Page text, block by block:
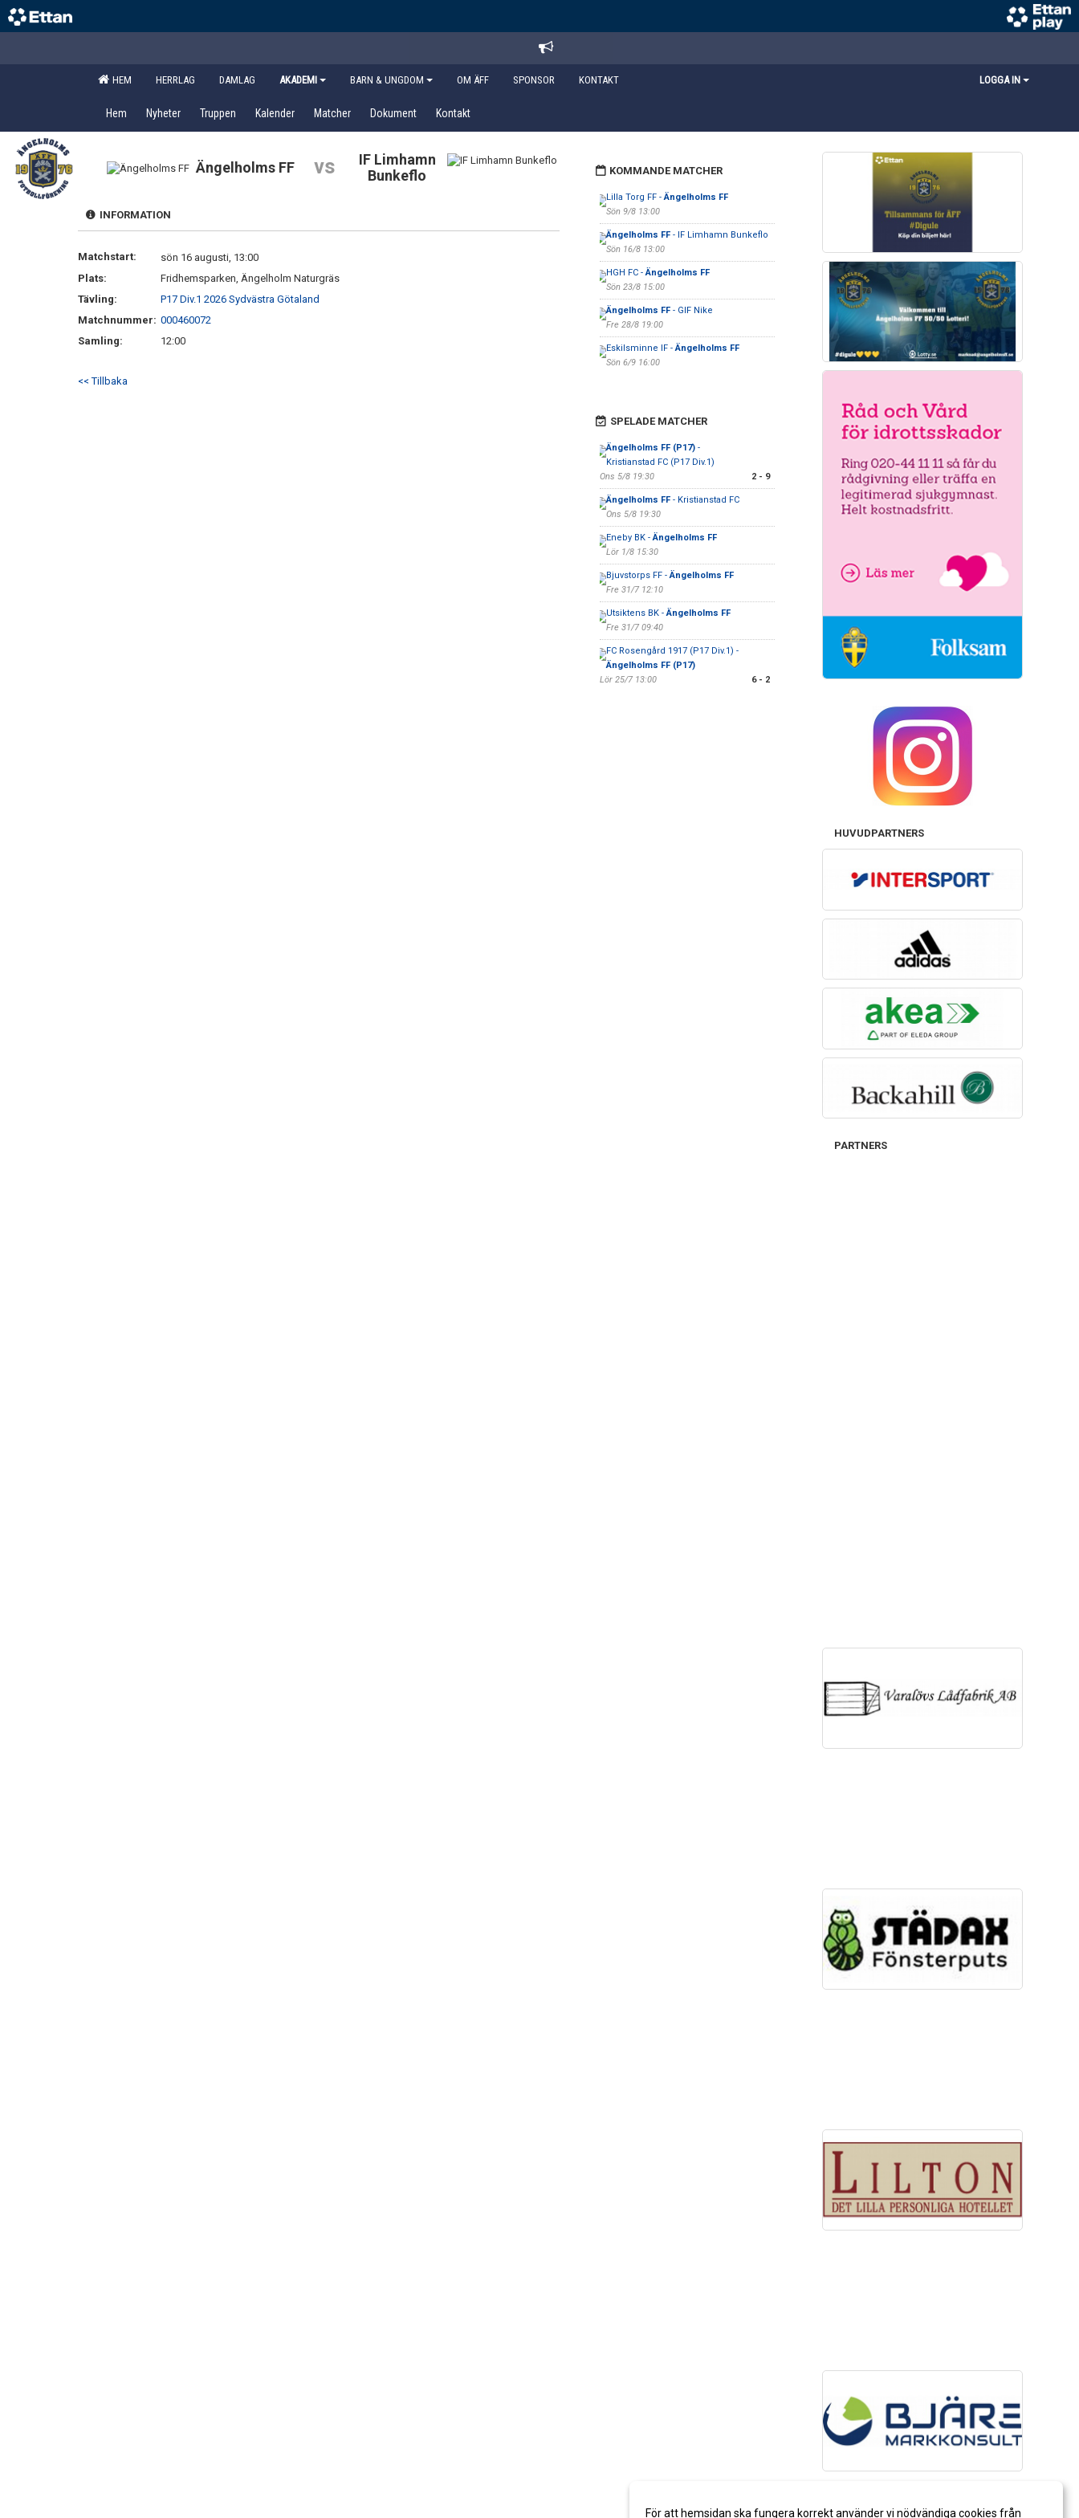
HEM HERRLAG DAMLAG AKADEMI BARN & UNGDOM OM ÄFF SPONSOR KONTAKT LOGGA IN
Hem Nyheter Truppen Kalender Matcher Dokument Kontakt
Ängelholms FF vs
IF Limhamn
Bunkeflo
INFORMATION
Matchstart:
sön 16 augusti, 13:00
Plats:
Fridhemsparken, Ängelholm Naturgräs
Tävling:
P17 Div.1 2026 Sydvästra Götaland
Matchnummer: 000460072
Samling:
12:00
<< Tillbaka
KOMMANDE MATCHER
Lilla Torg FF -Ängelholms FF
Sön 9/8 13:00
Ängelholms FF- IF Limhamn Bunkeflo
Sön 16/8 13:00
HGH FC -Ängelholms FF
Sön 23/8 15:00
Ängelholms FF- GIF Nike
Fre 28/8 19:00
Eskilsminne IF -Ängelholms FF
Sön 6/9 16:00
SPELADE MATCHER
Ängelholms FF (P17)-
Kristianstad FC (P17 Div.1)
Ons 5/8 19:30
2 - 9
Ängelholms FF- Kristianstad FC
Ons 5/8 19:30
Eneby BK -Ängelholms FF
Lör 1/8 15:30
Bjuvstorps FF -Ängelholms FF
Fre 31/7 12:10
Utsiktens BK -Ängelholms FF
Fre 31/7 09:40
FC Rosengård 1917 (P17 Div.1) -
Ängelholms FF (P17)
Lör 25/7 13:00
6 - 2
HUVUDPARTNERS
PARTNERS
För att hemsidan ska fungera korrekt använder vi nödvändiga cookies från